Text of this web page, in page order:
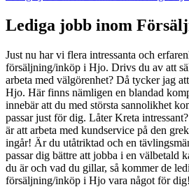
Lediga jobb inom
Just nu har vi flera intressanta och
försäljning/inköp i Hjo. Drivs du av att
arbeta med välgörenhet? Då tycker jag
Hjo. Här finns nämligen en blandad
innebär att du med största sannolikhet
passar just för dig. Låter Kreta
är att arbeta med kundservice på den
ingår! Är du utåtriktad och en
passar dig bättre att jobba i en välbetald
du är och vad du gillar, så kommer de
försäljning/inköp i Hjo vara något för dig!